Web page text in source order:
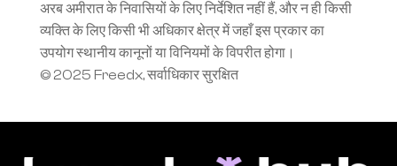
अरब अमीरात के निवासियों के लिए निर्देशित नहीं हैं, और न ही किसी
व्यक्ति के लिए किसी भी अधिकार क्षेत्र में जहाँ इस प्रकार का
उपयोग स्थानीय कानूनों या विनियमों के विपरीत होगा।
© 2025 Freedx, सर्वाधिकार सुरक्षित